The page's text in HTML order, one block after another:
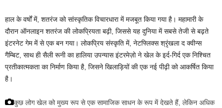
हाल के वर्षों में, शतरंज को सांस्कृतिक विचारधारा में मजबूत किया गया है। महामारी के
दौरान ऑनलाइन शतरंज की लोकप्रियता बढ़ी, जिससे यह दुनिया में सबसे तेजी से बढ़ते
इंटरनेट गेम में से एक बन गया। लोकप्रिय संस्कृति में, नेटफ्लिक्स श्रृंखला द क्वीन्स
गैम्बिट, साथ ही सैली रूनी का हालिया उपन्यास इंटरमेज़ो ने खेल के इर्द-गिर्द एक निश्चित
प्रतीकात्मकता का निर्माण किया है, जिसने खिलाड़ियों की एक नई पीढ़ी को आकर्षित किया
है।
कुछ लोग खेल को मुख्य रूप से एक सामाजिक साधन के रूप में देखते हैं, लेकिन अधिक